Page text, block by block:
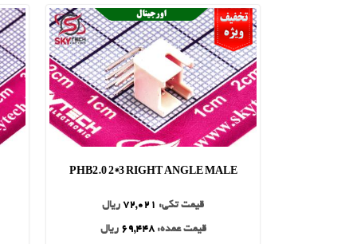
PHB2.0 2*3 RIGHT ANGLE MALE
قیمت تکی: 72,021 ریال
قیمت عمده:69,448 ریال